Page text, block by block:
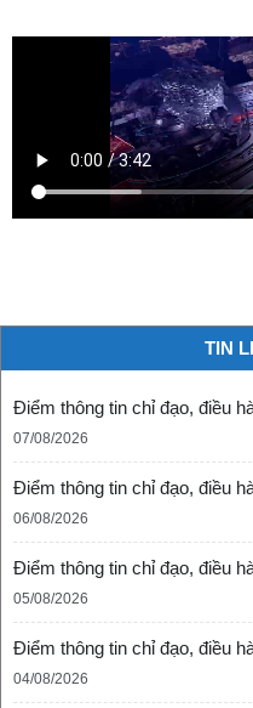
TIN
Điểm thông tin chỉ đạo, điều
07/08/2026
Điểm thông tin chỉ đạo, điều
06/08/2026
Điểm thông tin chỉ đạo, điều
05/08/2026
Điểm thông tin chỉ đạo, điều
04/08/2026